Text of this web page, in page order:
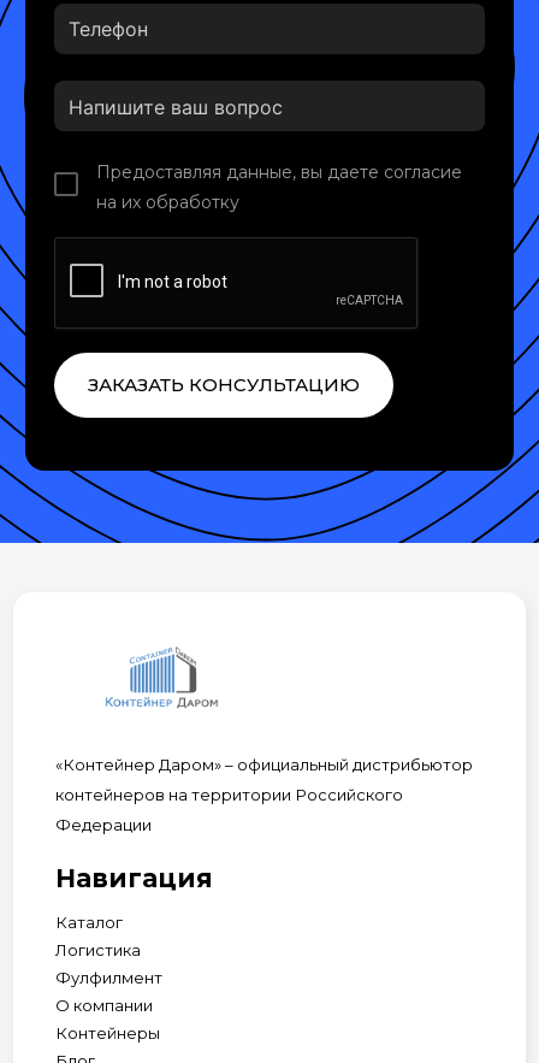
Предоставляя данные, вы даете согласие
на их обработку
ЗАКАЗАТЬ КОНСУЛЬТАЦИЮ
«Контейнер Даром» – официальный дистрибьютор
контейнеров на территории Российского
Федерации
Навигация
Каталог
Логистика
Фулфилмент
О компании
Контейнеры